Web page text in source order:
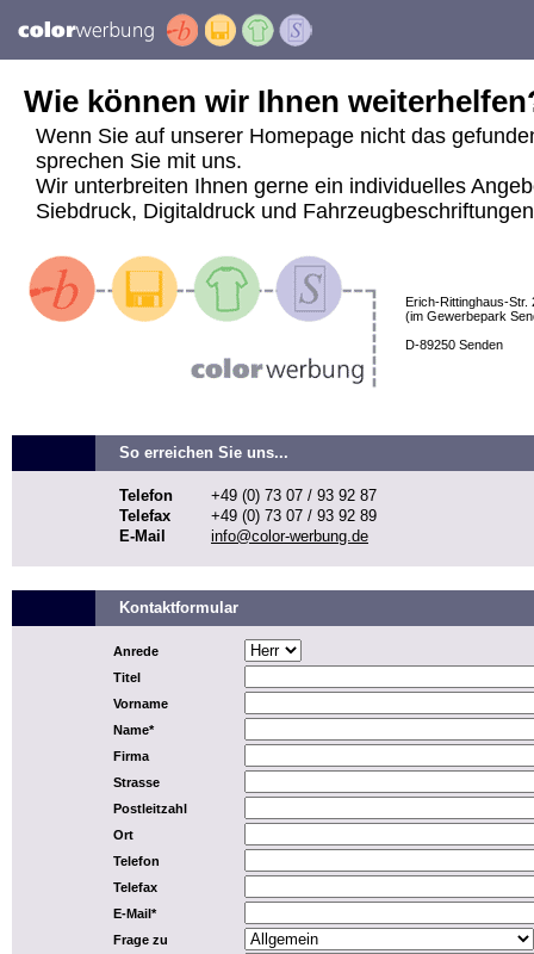
Wie können wir Ihnen
Wenn Sie auf unserer Homepage nicht das
sprechen Sie mit uns.
Wir unterbreiten Ihnen gerne ein individuelles
Siebdruck, Digitaldruck und
Erich-Rittinghaus-Str.
(im Gewerbepark
D-89250 Senden
So erreichen Sie uns...
Telefon
+49 (0) 73 07 / 93 92 87
Telefax
+49 (0) 73 07 / 93 92 89
E-Mail
info@color-werbung.de
Kontaktformular
Anrede
Titel
Vorname
Name*
Firma
Strasse
Postleitzahl
Ort
Telefon
Telefax
E-Mail*
Frage zu